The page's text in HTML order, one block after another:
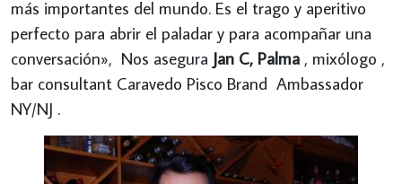
más importantes del mundo. Es el trago y aperitivo
perfecto para abrir el paladar y para acompañar una
conversación», Nos asegura Jan C, Palma , mixólogo ,
bar consultant Caravedo Pisco Brand Ambassador
NY/NJ .